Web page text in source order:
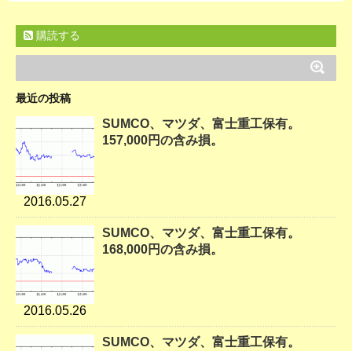
購読する
最近の投稿
2016.05.27
SUMCO、マツダ、富士重工保有。
157,000円の含み損。
2016.05.26
SUMCO、マツダ、富士重工保有。
168,000円の含み損。
SUMCO、マツダ、富士重工保有。